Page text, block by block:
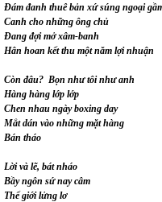
Đám đanh thuê bản xứ súng ngoại
Canh cho những ông chủ
Đang đợi mở xâm-banh
Hân hoan kết thu một năm lợi nhuận
Còn đâu? Bọn như tôi như anh
Hàng hàng lớp lớp
Chen nhau ngày boxing day
Mắt dán vào những mặt hàng
Bán tháo
Lời và lẽ, bát nháo
Bầy ngôn sứ nay câm
Thế giới lửng lơ